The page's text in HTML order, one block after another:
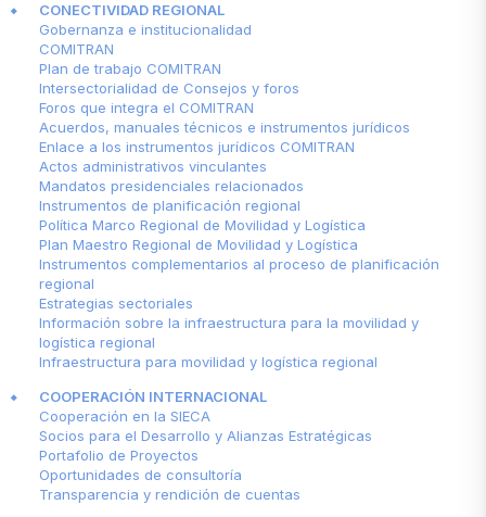
CONECTIVIDAD REGIONAL
Gobernanza e institucionalidad
COMITRAN
Plan de trabajo COMITRAN
Intersectorialidad de Consejos y foros
Foros que integra el COMITRAN
Acuerdos, manuales técnicos e instrumentos jurídicos
Enlace a los instrumentos jurídicos COMITRAN
Actos administrativos vinculantes
Mandatos presidenciales relacionados
Instrumentos de planificación regional
Política Marco Regional de Movilidad y Logística
Plan Maestro Regional de Movilidad y Logística
Instrumentos complementarios al proceso de planificación
regional
Estrategias sectoriales
Información sobre la infraestructura para la movilidad y
logística regional
Infraestructura para movilidad y logística regional
COOPERACIÓN INTERNACIONAL
Cooperación en la SIECA
Socios para el Desarrollo y Alianzas Estratégicas
Portafolio de Proyectos
Oportunidades de consultoría
Transparencia y rendición de cuentas